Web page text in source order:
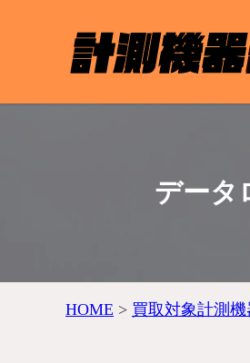
データ
HOME > 買取対象計測機